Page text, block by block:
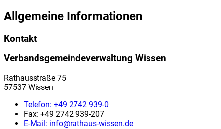
Allgemeine Informationen
Kontakt
Verbandsgemeindeverwaltung Wissen
Rathausstraße 75
57537 Wissen
Telefon: +49 2742 939-0
Fax: +49 2742 939-207
E-Mail: info@rathaus-wissen.de